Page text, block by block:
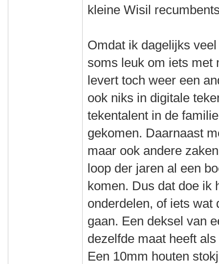
kleine Wisil
Omdat ik dagelijks
soms leuk om iets met
levert toch weer een
ook niks in digitale
tekentalent in de
gekomen. Daarnaast
maar ook andere
loop der jaren al een
komen. Dus dat doe ik
onderdelen, of iets wat
gaan. Een deksel van
dezelfde maat heeft
Een 10mm houten